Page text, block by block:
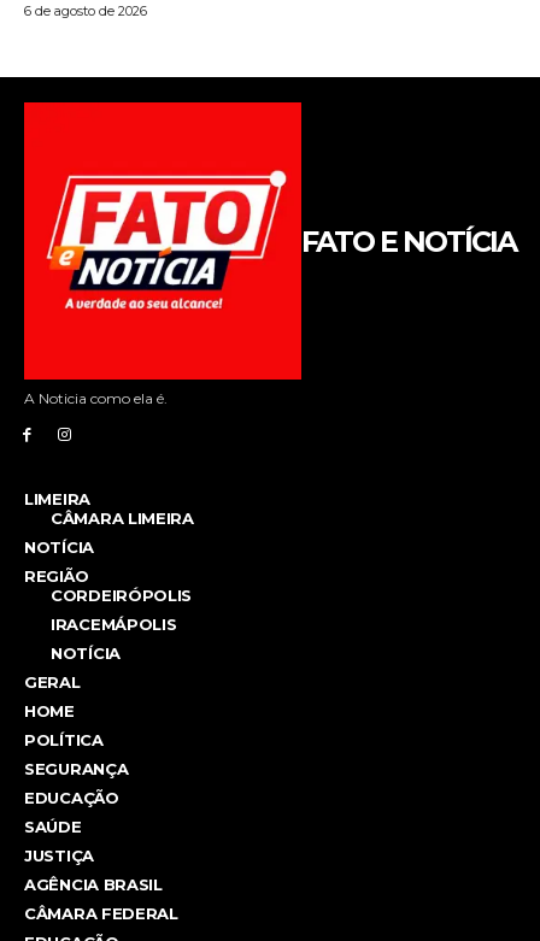
FATO E NOTÍCIA
A Noticia como ela é.
LIMEIRA
CÂMARA LIMEIRA
NOTÍCIA
REGIÃO
CORDEIRÓPOLIS
IRACEMÁPOLIS
NOTÍCIA
GERAL
HOME
POLÍTICA
SEGURANÇA
EDUCAÇÃO
SAÚDE
JUSTIÇA
AGÊNCIA BRASIL
CÂMARA FEDERAL